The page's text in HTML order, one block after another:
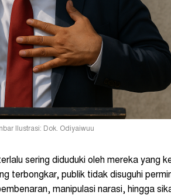
Ilustrasi: Dok. Odiyaiwuu
sering diduduki oleh mereka yang
terbongkar, publik tidak disuguhi
manipulasi narasi, hingga